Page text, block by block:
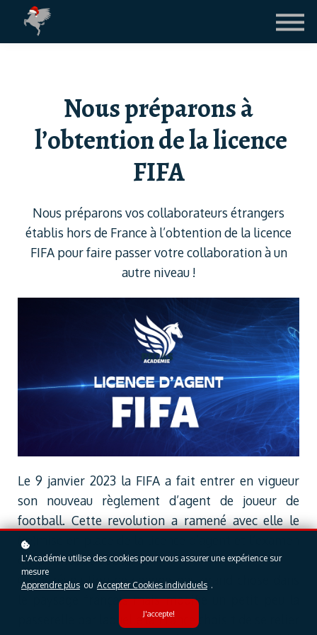
Le Blog
CONNEXION ETUDIANTS
Nous préparons à
l’obtention de la licence
FIFA
Nous préparons vos collaborateurs étrangers
établis hors de France à l’obtention de la licence
FIFA pour faire passer votre collaboration à un
autre niveau !
Le 9 janvier 2023 la FIFA a fait entrer en vigueur
son nouveau règlement d’agent de joueur de
football. Cette revolution a ramené avec elle le
(re)mise en place de la licence d’agent et l’examen
qui permet de l’obtenir.
Cette révolution ne change pas grand chose dans
le paysage français mais modifie un petit peu la
passerelle par laquelle la France choisit de se relier
L'Académie utilise des cookies pour vous assurer une expérience sur
mesure
Apprendre plus ou Accepter Cookies individuels .
J'accepte!